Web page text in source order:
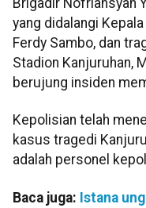
yang didalangi
Ferdy Sambo, dan
Stadion Kanjuruhan,
berujung insiden
Kepolisian telah
kasus tragedi
adalah personel
Baca juga: Istana